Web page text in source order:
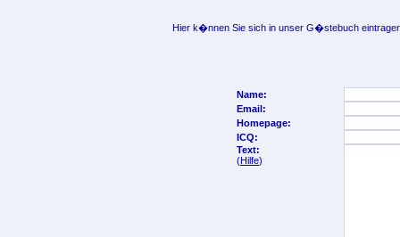
Hier k�nnen Sie sich in unser G�stebuch
Name:
Email:
Homepage:
ICQ:
Text:
(Hilfe)